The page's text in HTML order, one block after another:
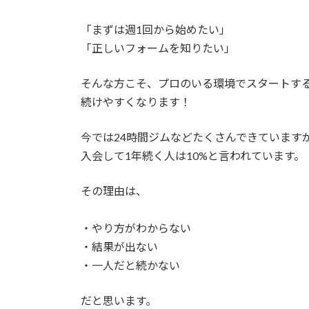
「まずは週1回から始めたい」
「正しいフォームを知りたい」
そんな方こそ、プロのいる環境でスタートす
続けやすくなります！
今では24時間ジムなどたくさんできています
入会して1年続く人は10%と言われています。
その理由は、
・やり方がわからない
・結果が出ない
・一人だと続かない
だと思います。